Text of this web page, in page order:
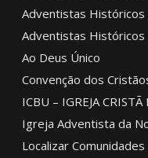
Adventistas Históricos
Adventistas Históricos
Ao Deus Único
Convenção dos
ICBU – IGREJA
Igreja Adventista da
Localizar